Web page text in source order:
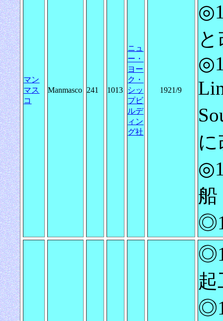
マン
マス
コ
Manmasco 241 1013
ニュ
ー・
ヨー
ク・
シッ
プビ
ルデ
ィン
グ社
1921/9
船
起